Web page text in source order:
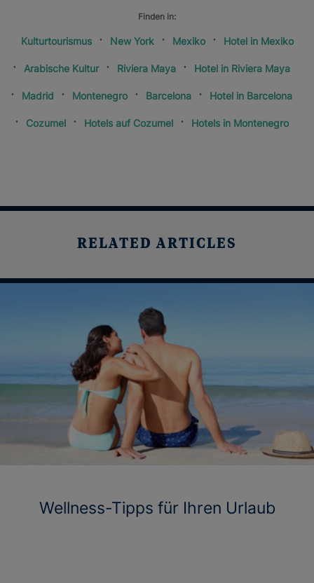
Finden in:
Kulturtourismus New York Mexiko Hotel in Mexiko
Arabische Kultur Riviera Maya Hotel in Riviera Maya
Madrid Montenegro Barcelona Hotel in Barcelona
Cozumel Hotels auf Cozumel Hotels in Montenegro
RELATED ARTICLES
Wellness-Tipps für Ihren Urlaub